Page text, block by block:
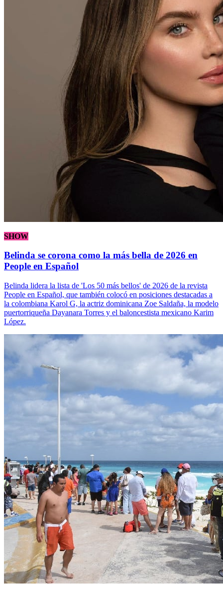
SHOW
Belinda se corona como la más bella de 2026 en
People en Español
Belinda lidera la lista de 'Los 50 más bellos' de 2026 de la revista
People en Español, que también colocó en posiciones destacadas a
la colombiana Karol G, la actriz dominicana Zoe Saldaña, la modelo
puertorriqueña Dayanara Torres y el baloncestista mexicano Karim
López.